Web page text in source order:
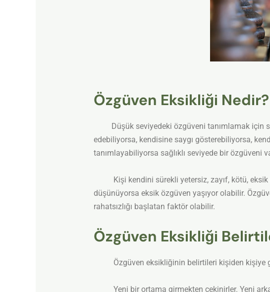
Özgüven Eksikliği Nedir?
Düşük seviyedeki özgüveni tanımlamak için
edebiliyorsa, kendisine saygı gösterebiliyorsa,
tanımlayabiliyorsa sağlıklı seviyede bir özgüveni
Kişi kendini sürekli yetersiz, zayıf, kötü, eksik
düşünüyorsa eksik özgüven yaşıyor olabilir.
rahatsızlığı başlatan faktör olabilir.
Özgüven Eksikliği
Özgüven eksikliğinin belirtileri kişiden kişiye
Yeni bir ortama girmekten çekinirler. Yeni